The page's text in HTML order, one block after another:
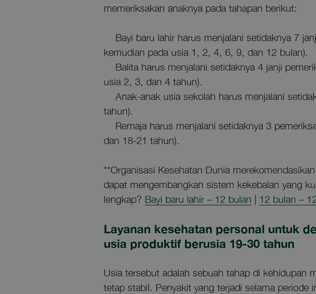
memeriksakan anaknya pada tahapan berikut:
Bayi baru lahir harus menjalani setidaknya 7
kemudian pada usia 1, 2, 4, 6, 9, dan 12 bulan).
Balita harus menjalani setidaknya 4 janji
usia 2, 3, dan 4 tahun).
Anak-anak usia sekolah harus menjalani
tahun).
Remaja harus menjalani setidaknya 3
dan 18-21 tahun).
**Organisasi Kesehatan Dunia
dapat mengembangkan sistem kekebalan yang
lengkap? Bayi baru lahir – 12 bulan 12 bulan –
Layanan kesehatan personal untuk
usia produktif berusia 19-30 tahun
Usia tersebut adalah sebuah tahap di kehidupan
tetap stabil. Penyakit yang terjadi selama periode